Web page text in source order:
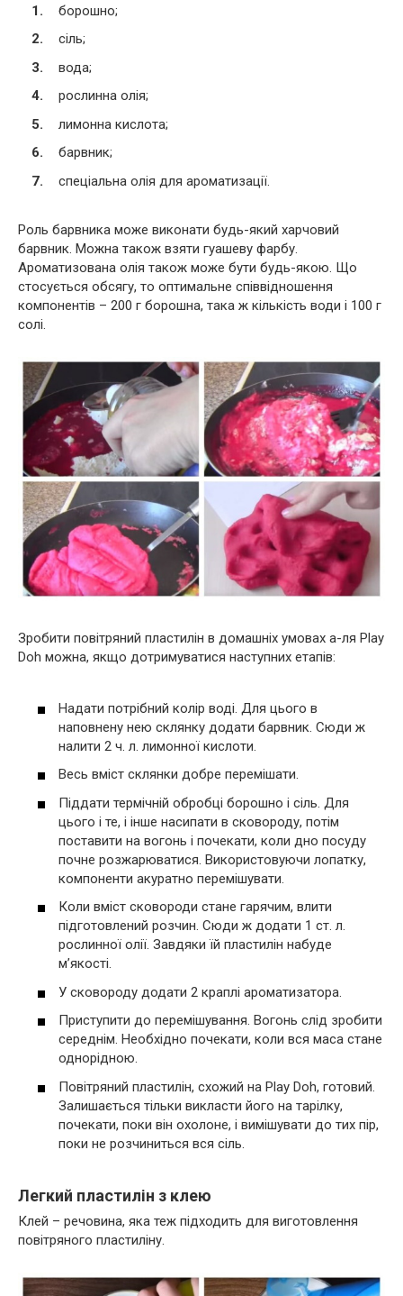
борошно;
сіль;
вода;
рослинна олія;
лимонна кислота;
барвник;
спеціальна олія для ароматизації.
Роль барвника може виконати будь-який харчовий
барвник. Можна також взяти гуашеву фарбу.
Ароматизована олія також може бути будь-якою. Що
стосується обсягу, то оптимальне співвідношення
компонентів – 200 г борошна, така ж кількість води і 100 г
солі.
Зробити повітряний пластилін в домашніх умовах а-ля Play
Doh можна, якщо дотримуватися наступних етапів:
Надати потрібний колір воді. Для цього в
наповнену нею склянку додати барвник. Сюди ж
налити 2 ч. л. лимонної кислоти.
Весь вміст склянки добре перемішати.
Піддати термічній обробці борошно і сіль. Для
цього і те, і інше насипати в сковороду, потім
поставити на вогонь і почекати, коли дно посуду
почне розжарюватися. Використовуючи лопатку,
компоненти акуратно перемішувати.
Коли вміст сковороди стане гарячим, влити
підготовлений розчин. Сюди ж додати 1 ст. л.
рослинної олії. Завдяки їй пластилін набуде
м’якості.
У сковороду додати 2 краплі ароматизатора.
Приступити до перемішування. Вогонь слід зробити
середнім. Необхідно почекати, коли вся маса стане
однорідною.
Повітряний пластилін, схожий на Play Doh, готовий.
Залишається тільки викласти його на тарілку,
почекати, поки він охолоне, і вимішувати до тих пір,
поки не розчиниться вся сіль.
Легкий пластилін з клею
Клей – речовина, яка теж підходить для виготовлення
повітряного пластиліну.